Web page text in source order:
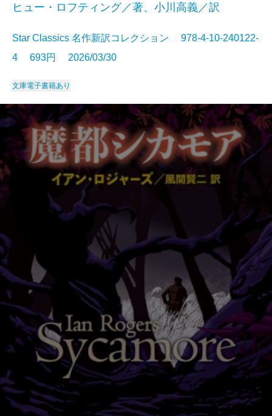
ヒュー・ロフティング／著、小川高義／訳
Star Classics 名作新訳コレクション 978-4-10-240122-
4 693円 2026/03/30
文庫電子書籍あり